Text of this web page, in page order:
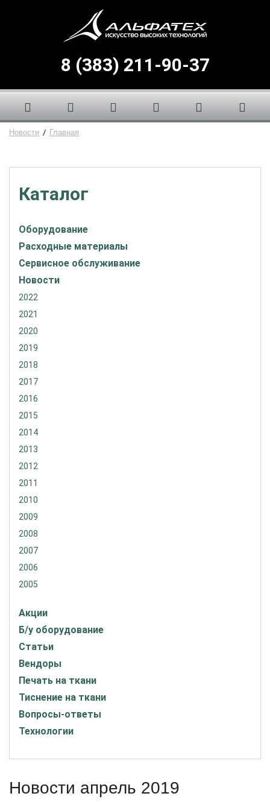
8 (383) 211-90-37
Новости / Главная
Каталог
Оборудование
Расходные материалы
Сервисное обслуживание
Новости
2022
2021
2020
2019
2018
2017
2016
2015
2014
2013
2012
2011
2010
2009
2008
2007
2006
2005
Акции
Б/у оборудование
Статьи
Вендоры
Печать на ткани
Тиснение на ткани
Вопросы-ответы
Технологии
Новости апрель 2019